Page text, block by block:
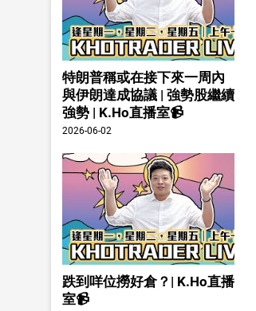
特朗普稱或在接下來一周內
與伊朗達成協議 | 強勢股繼續
強勢 | K.Ho直播室📹
2026-06-02
跌到咩位撈好倉？| K.Ho直播
室📹